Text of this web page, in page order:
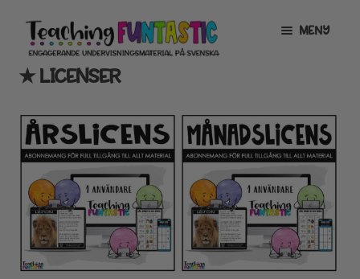
Hoppa
till
navigering
Gå
till
innehåll
MENY
INFO
MITT KONTO
GRATISMATERIAL
EXPANDERA
UNDERMENY
BUTIK
LICENSER
EXPANDERA
UNDERMENY
★ LICENSER